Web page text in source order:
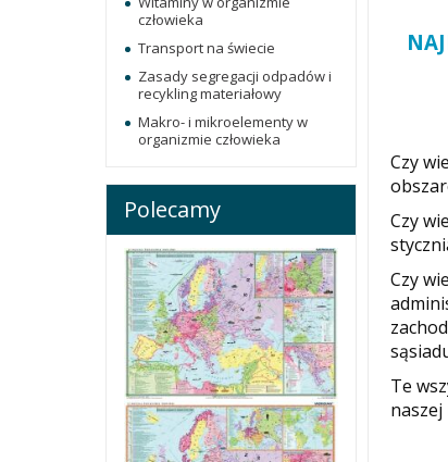
Czy
Czy
Czy
Te
człowieka
Transport na świecie
Zasady segregacji odpadów i
recykling materiałowy
Makro- i mikroelementy w
organizmie człowieka
Polecamy